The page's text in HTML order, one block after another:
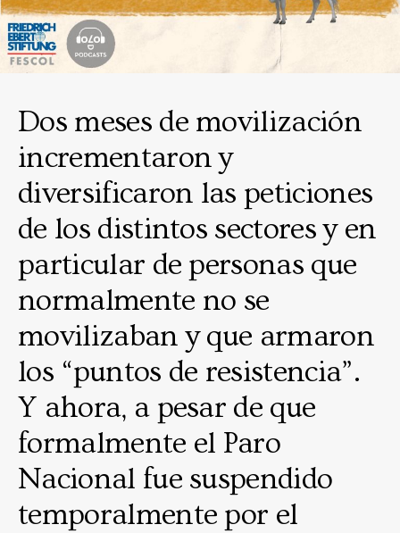
Dos meses de movilización
incrementaron y
diversificaron las peticiones
de los distintos sectores y en
particular de personas que
normalmente no se
movilizaban y que armaron
los “puntos de resistencia”.
Y ahora, a pesar de que
formalmente el Paro
Nacional fue suspendido
temporalmente por el